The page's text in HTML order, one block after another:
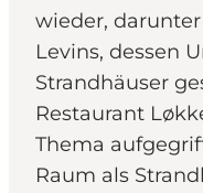
wieder,
Levins, dessen
Strandhäuser
Restaurant
Thema
Raum als